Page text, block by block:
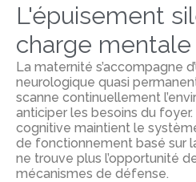
L'épuisement
charge
La maternité s’accompagne
neurologique quasi
scanne continuellement
anticiper les besoins du
cognitive maintient le
de fonctionnement basé sur
ne trouve plus l’opportunité
mécanismes de défense.